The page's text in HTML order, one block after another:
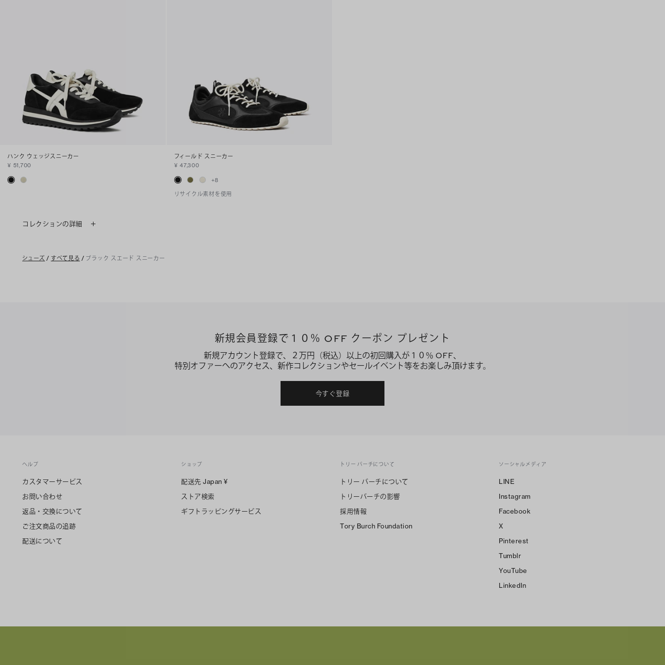
ハンク ウェッジスニーカー
¥ 51,700
フィールド スニーカー
¥ 47,300
+8
リサイクル素材を使用
コレクションの詳細
シューズ / すべて見る / ブラック スエード スニーカー
新規会員登録で１０％ OFF クーポン プレゼント
新規アカウント登録で、２万円（税込）以上の初回購入が１０％ OFF、
特別オファーへのアクセス、新作コレクションやセールイベント等をお楽しみ頂けます。
今すぐ登録
ヘルプ
カスタマーサービス
お問い合わせ
返品・交換について
ご注文商品の追跡
配送について
ショップ
配送先 Japan ¥
ストア検索
ギフトラッピングサービス
トリー バーチについて
トリー バーチについて
トリーバーチの影響
採用情報
Tory Burch Foundation
ソーシャルメディア
LINE
Instagram
Facebook
X
Pinterest
Tumblr
YouTube
LinkedIn